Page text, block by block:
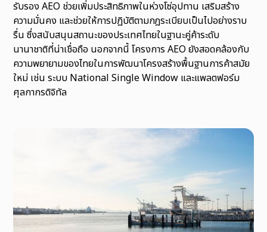
รับรอง AEO ช่วยเพิ่มประสิทธิภาพในห่วงโซ่อุปทาน เสริมสร้าง
ความมั่นคง และช่วยให้การปฏิบัติตามกฎระเบียบเป็นไปอย่างราบ
รื่น ซึ่งสนับสนุนสถานะของประเทศไทยในฐานะคู่ค้าระดับ
นานาชาติที่น่าเชื่อถือ นอกจากนี้ โครงการ AEO ยังสอดคล้องกับ
ความพยายามของไทยในการพัฒนาโครงสร้างพื้นฐานการค้าสมัย
ใหม่ เช่น ระบบ National Single Window และแพลตฟอร์ม
ศุลกากรดิจิทัล